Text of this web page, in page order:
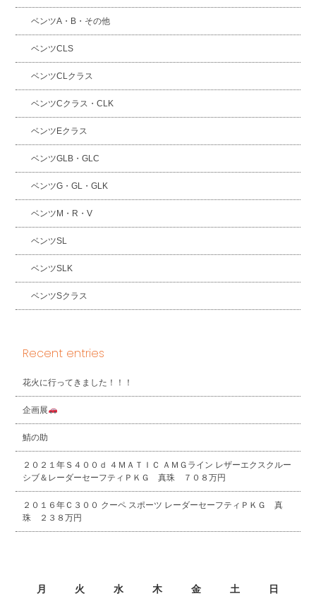
ベンツA・B・その他
ベンツCLS
ベンツCLクラス
ベンツCクラス・CLK
ベンツEクラス
ベンツGLB・GLC
ベンツG・GL・GLK
ベンツM・R・V
ベンツSL
ベンツSLK
ベンツSクラス
Recent entries
花火に行ってきました！！！
企画展
鯖の助
２０２１年Ｓ４００ｄ ４ＭＡＴＩＣ ＡＭＧライン レザーエクスクルー
シブ＆レーダーセーフティＰＫＧ 真珠 ７０８万円
２０１６年Ｃ３００ クーペ スポーツ レーダーセーフティＰＫＧ 真
珠 ２３８万円
月 火 水 木 金 土 日